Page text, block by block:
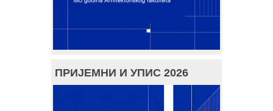
ПРИЈЕМНИ И УПИС 2026